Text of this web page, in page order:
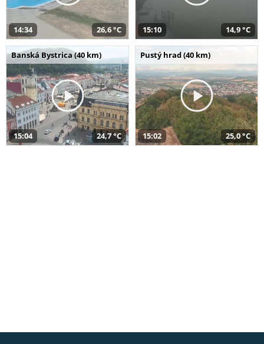
14:34 26,6 °C 15:10 14,9 °C
Banská Bystrica (40 km)
15:04 24,7 °C
Pustý hrad (40 km)
15:02 25,0 °C